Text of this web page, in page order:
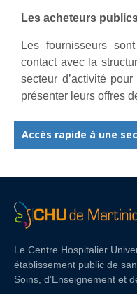
Les acheteurs
Les fournisseurs
contact avec la
secteur d’activité
présenter leurs offres
Accès rapide à une
Le Centre Hospitalier
établissement public de
Soins, d’Enseignement et